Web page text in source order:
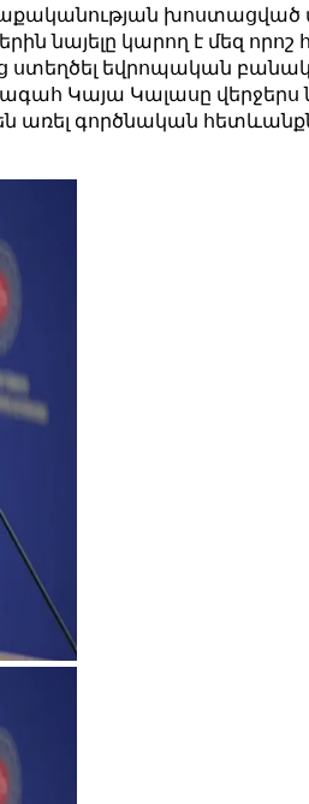
նայելը կարող է մեզ
եվրոպական
Կայա Կալասը
առել գործնական